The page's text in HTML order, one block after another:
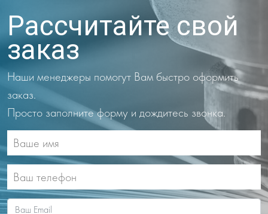
Рассчитайте свой
заказ
Наши менеджеры помогут Вам быстро оформить
заказ.
Просто заполните форму и дождитесь звонка.